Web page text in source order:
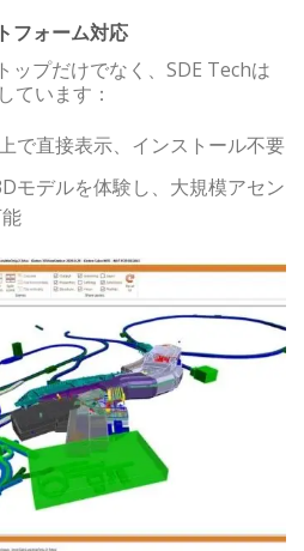
フォーム対応
プだけでなく、SDE Techは
ています：
で直接表示、インストール不要
モデルを体験し、大規模アセン